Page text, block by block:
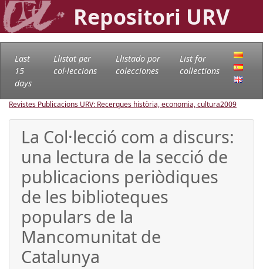
Repositori URV
Last
15
days
Llistat per
col·leccions
Llistado por
colecciones
List for
collections
Revistes Publicacions URV: Recerques història, economia, cultura2009
La Col·lecció com a discurs:
una lectura de la secció de
publicacions periòdiques
de les biblioteques
populars de la
Mancomunitat de
Catalunya